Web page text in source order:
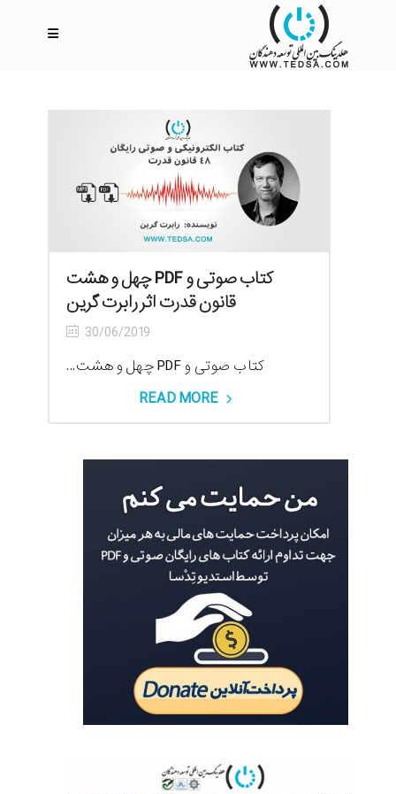
کتاب صوتی و PDF چهل و هشت
قانون قدرت اثر رابرت گرین
30/06/2019
کتاب صوتی و PDF چهل و هشت...
READ MORE